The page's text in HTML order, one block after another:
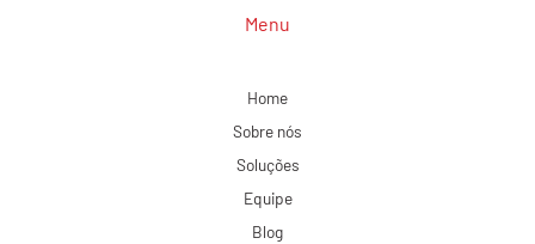
Menu
Home
Sobre nós
Soluções
Equipe
Blog